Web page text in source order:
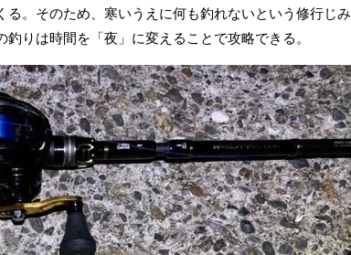
。そのため、寒いうえに何も釣れないという修行じみ
りは時間を「夜」に変えることで攻略できる。